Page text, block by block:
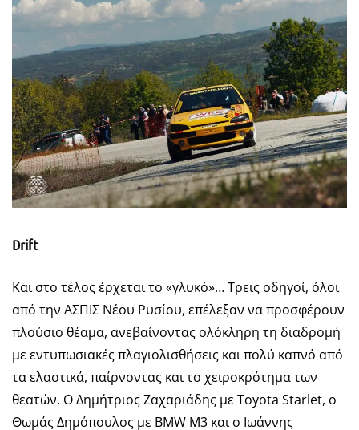
Drift
Και στο τέλος έρχεται το «γλυκό»… Τρεις οδηγοί, όλοι
από την ΑΣΠΙΣ Νέου Ρυσίου, επέλεξαν να προσφέρουν
πλούσιο θέαμα, ανεβαίνοντας ολόκληρη τη διαδρομή
με εντυπωσιακές πλαγιολισθήσεις και πολύ καπνό από
τα ελαστικά, παίρνοντας και το χειροκρότημα των
θεατών. Ο Δημήτριος Ζαχαριάδης με Toyota Starlet, ο
Θωμάς Δημόπουλος με BMW M3 και ο Ιωάννης